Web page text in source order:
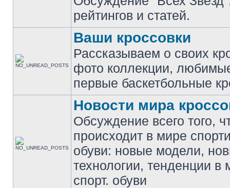
рейтингов и статей.
Ваши кроссовки
Рассказываем о своих
фото коллекции,
первые баскетбольные
Новости мира
Обсуждение всего того,
происходит в мире
обуви: новые модели,
технологии, тенденции в
спорт. обуви